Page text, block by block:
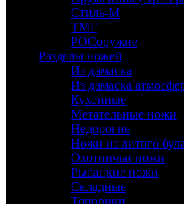
Стиль-М
ТМГ
РОСоружие
Разделы ножей
Из дамаска
Из дамаска
Кухонные
Метательные ножи
Недорогие
Ножи из литого
Охотничьи ножи
Рыбацкие ножи
Складные
Топорики